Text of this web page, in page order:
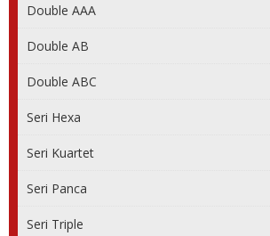
Double AAA
Double AB
Double ABC
Seri Hexa
Seri Kuartet
Seri Panca
Seri Triple